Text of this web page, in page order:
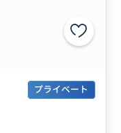
プライベート